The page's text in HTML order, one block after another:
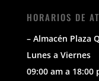
HORARIOS DE
– Almacén Plaza
Lunes a Viernes
09:00 am a 18:00